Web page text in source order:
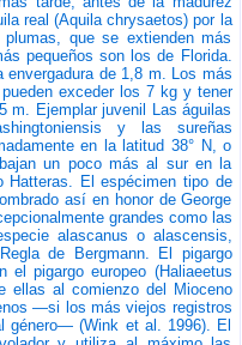
real (Aquila chrysaetos) por la
que se extienden más
pequeños son los de Florida.
de 1,8 m. Los más
exceder los 7 kg y tener
m. Ejemplar juvenil Las águilas
y las sureñas
en la latitud 38° N, o
un poco más al sur en la
Hatteras. El espécimen tipo de
así en honor de George
grandes como las
alascanus o alascensis,
de Bergmann. El pigargo
el pigargo europeo (Haliaeetus
ellas al comienzo del Mioceno
—si los más viejos registros
género— (Wink et al. 1996). El